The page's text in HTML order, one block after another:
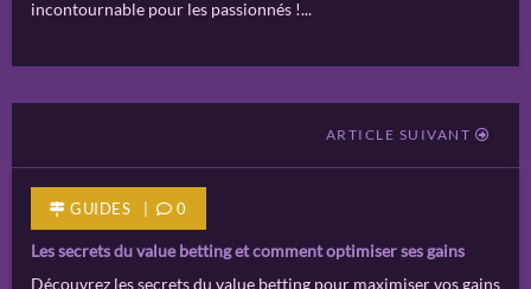
incontournable pour les passionnés !...
ARTICLE SUIVANT
GUIDES 0
Les secrets du value betting et comment optimiser ses gains
Découvrez les secrets du value betting pour maximiser vos gains